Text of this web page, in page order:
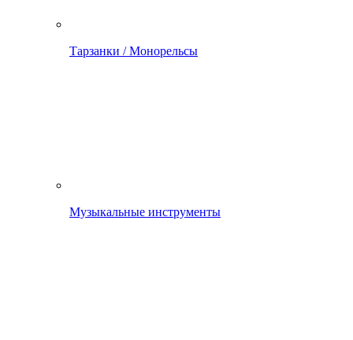
Тарзанки / Монорельсы
Музыкальные инструменты